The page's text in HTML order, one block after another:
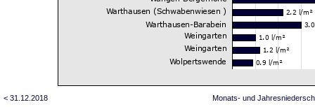
< 31.12.2018 Monats- und